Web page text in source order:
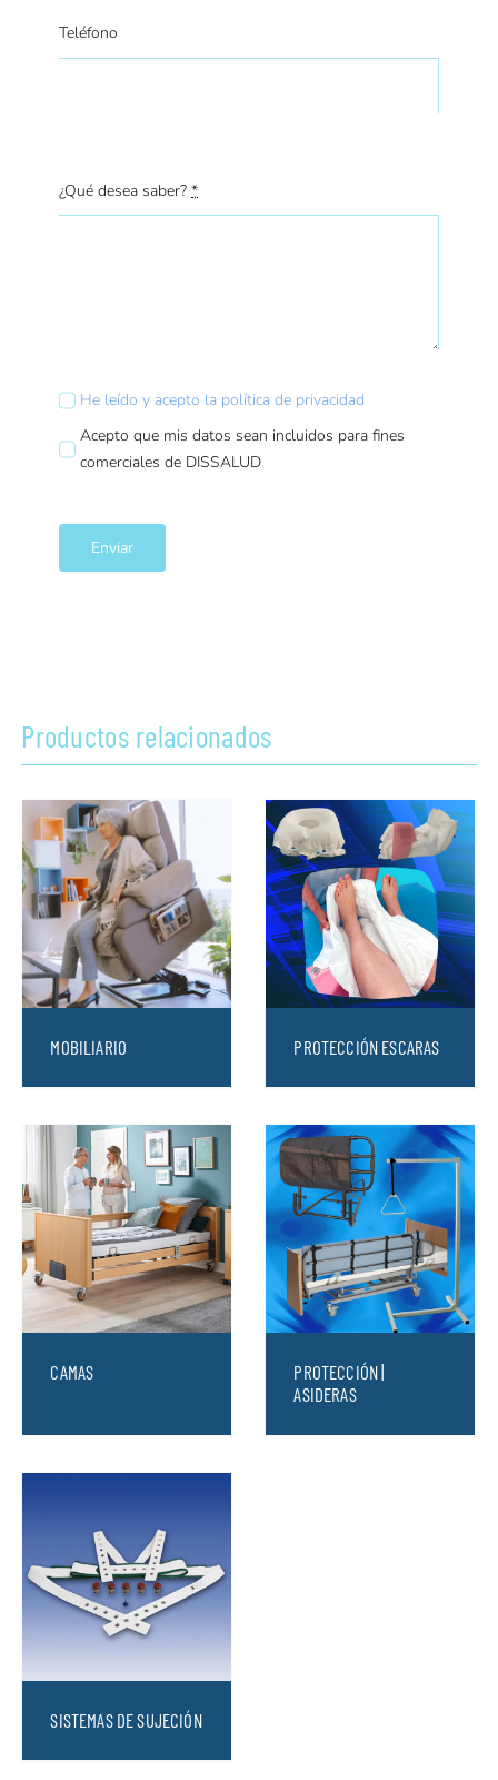
Teléfono
¿Qué desea saber?*
He leído y acepto la política de privacidad
Acepto que mis datos sean incluidos para fines
comerciales de DISSALUD
Enviar
Productos relacionados
MOBILIARIO PROTECCIÓN ESCARAS
CAMAS
PROTECCIÓN |
ASIDERAS
SISTEMAS DE SUJECIÓN